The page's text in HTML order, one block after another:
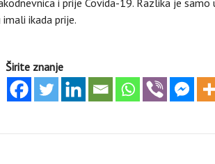
i prije Covida-19. Razlika je samo
ikada prije.
Širite znanje